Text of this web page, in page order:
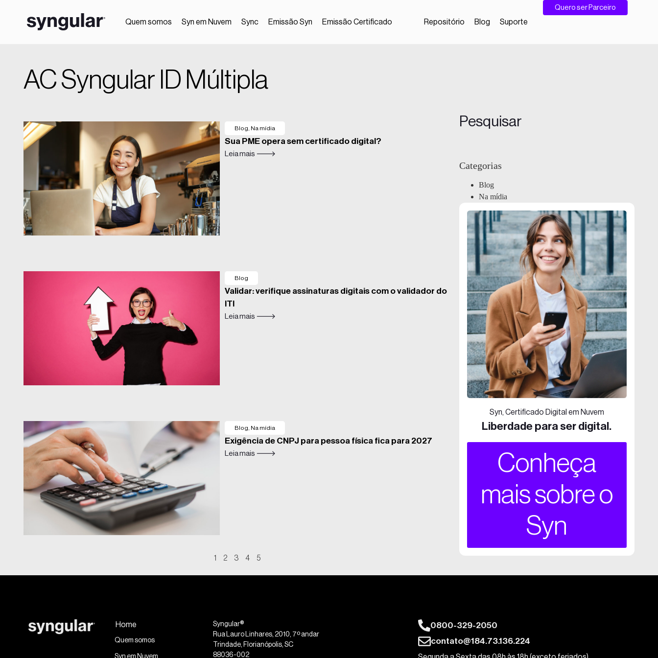
Quem somos Syn em Nuvem Sync Emissão Syn Emissão Certificado Repositório Blog Suporte
Quero ser Parceiro
AC Syngular ID Múltipla
Blog Na mídia
Sua PME opera sem certificado digital?
Leia mais 🡒
Blog
Validar: verifique assinaturas digitais com o validador do
ITI
Leia mais 🡒
Blog Na mídia
Exigência de CNPJ para pessoa física fica para 2027
Leia mais 🡒
1 2 3 4 5
Pesquisar
Categorias
Blog
Na mídia
Syn, Certificado Digital em Nuvem
Liberdade para ser digital.
Conheça
mais sobre o
Syn
Home
Quem somos
Syn em Nuvem
Syngular®
Rua Lauro Linhares, 2010, 7º andar
Trindade, Florianópolis, SC
88036-002
0800-329-2050
contato@184.73.136.224